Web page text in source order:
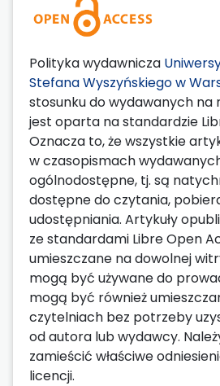
Polityka wydawnicza
Stefana Wyszyńskiego w
stosunku do wydawanych na
jest oparta na standardzie
Oznacza to, że wszystkie
w czasopismach
ogólnodostępne, tj. są
dostępne do czytania,
udostępniania. Artykuły
ze standardami Libre Open
umieszczane na dowolnej
mogą być używane do
mogą być również
czytelniach bez potrzeby
od autora lub wydawcy.
zamieścić właściwe
licencji.